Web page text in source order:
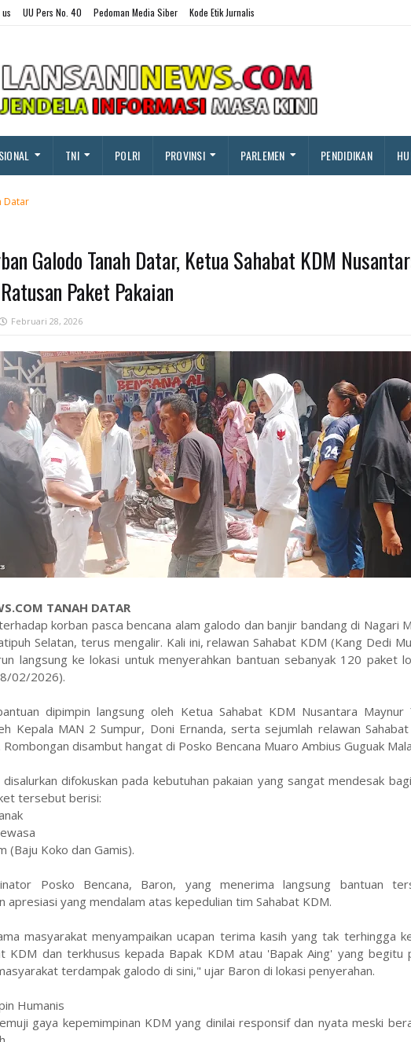
UU Pers No. 40 Pedoman Media Siber Kode Etik Jurnalis
TNI POLRI PROVINSI PARLEMEN PENDIDIKAN
Datar
Galodo Tanah Datar, Ketua Sahabat KDM
Paket Pakaian
Februari 28, 2026
TANAH DATAR
korban pasca bencana alam galodo dan banjir bandang di Nagari
Selatan, terus mengalir. Kali ini, relawan Sahabat KDM (Kang Dedi
langsung ke lokasi untuk menyerahkan bantuan sebanyak 120 paket
02/2026).
dipimpin langsung oleh Ketua Sahabat KDM Nusantara Maynur
Kepala MAN 2 Sumpur, Doni Ernanda, serta sejumlah relawan
Rombongan disambut hangat di Posko Bencana Muaro Ambius Guguak
difokuskan pada kebutuhan pakaian yang sangat mendesak
tersebut berisi:
(Baju Koko dan Gamis).
Posko Bencana, Baron, yang menerima langsung bantuan
apresiasi yang mendalam atas kepedulian tim Sahabat KDM.
masyarakat menyampaikan ucapan terima kasih yang tak terhingga
KDM dan terkhusus kepada Bapak KDM atau 'Bapak Aing' yang begitu
terdampak galodo di sini," ujar Baron di lokasi penyerahan.
Humanis
gaya kepemimpinan KDM yang dinilai responsif dan nyata meski